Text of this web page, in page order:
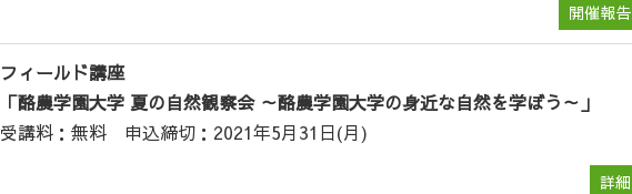
開催報告
フィールド講座
「酪農学園大学 夏の自然観察会 ～酪農学園大学の身近な自然を学ぼう～」
受講料：無料 申込締切：2021年5月31日(月)
詳細